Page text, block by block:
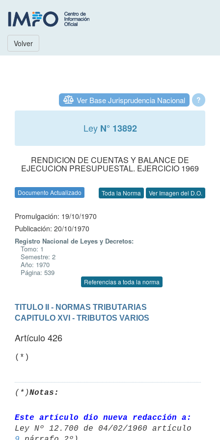
Volver
?
Ver Base Jurisprudencia Nacional
Ley N° 13892
RENDICION DE CUENTAS Y BALANCE DE
EJECUCION PRESUPUESTAL. EJERCICIO 1969
Documento Actualizado Toda la Norma Ver Imagen del D.O.
Promulgación: 19/10/1970
Publicación: 20/10/1970
Registro Nacional de Leyes y Decretos:
Tomo: 1
Semestre: 2
Año: 1970
Página: 539
Referencias a toda la norma
TITULO II - NORMAS TRIBUTARIAS
CAPITULO XVI - TRIBUTOS VARIOS
Artículo 426
(*)
(*)Notas:
Este artículo dio nueva redacción a: